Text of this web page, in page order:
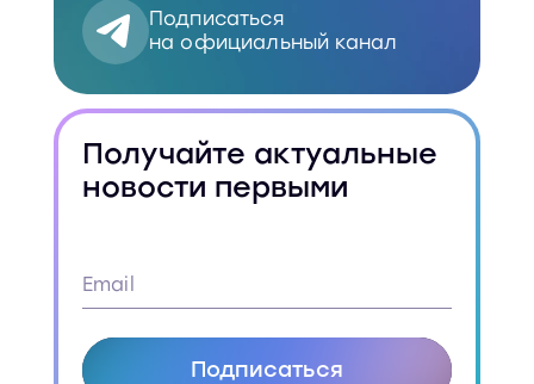
Подписаться
на официальный канал
Получайте актуальные
новости первыми
Подписаться